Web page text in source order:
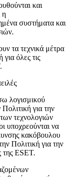
και
η
συστήματα και
τα τεχνικά μέτρα
για όλες τις
λογισμικού
Πολιτική για την
τεχνολογιών
υποχρεούνται να
κακόβουλου
Πολιτική για την
της ESET.